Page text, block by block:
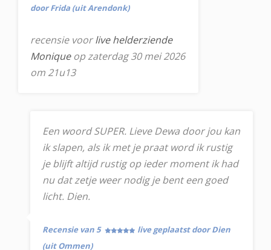
door Frida (uit Arendonk)
recensie voorlive helderziende
Moniqueop zaterdag 30 mei 2026
om 21u13
Een woord SUPER. Lieve Dewa door jou kan
ik slapen, als ik met je praat word ik rustig
je blijft altijd rustig op ieder moment ik had
nu dat zetje weer nodig je bent een goed
licht. Dien.
Recensie van 5
live geplaatst door Dien
(uit Ommen)